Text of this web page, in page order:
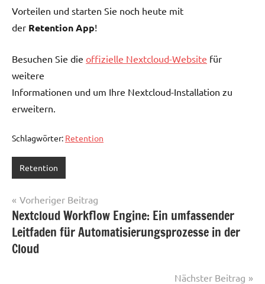
Vorteilen und starten Sie noch heute mit
der Retention App!
Besuchen Sie die offizielle Nextcloud-Website für
weitere
Informationen und um Ihre Nextcloud-Installation zu
erweitern.
Schlagwörter: Retention
Retention
Beitragsnavigation
Vorheriger Beitrag
Nextcloud Workflow Engine: Ein umfassender
Leitfaden für Automatisierungsprozesse in der
Cloud
Nächster Beitrag